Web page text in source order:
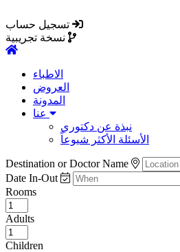
نسخة تجريبية
الاطباء
العروض
المدونة
نبذة عن دكتوري
الأسئلة الأكثر شيوعاً
Destination or Doctor Name
Date In-Out
Rooms
Adults
Children